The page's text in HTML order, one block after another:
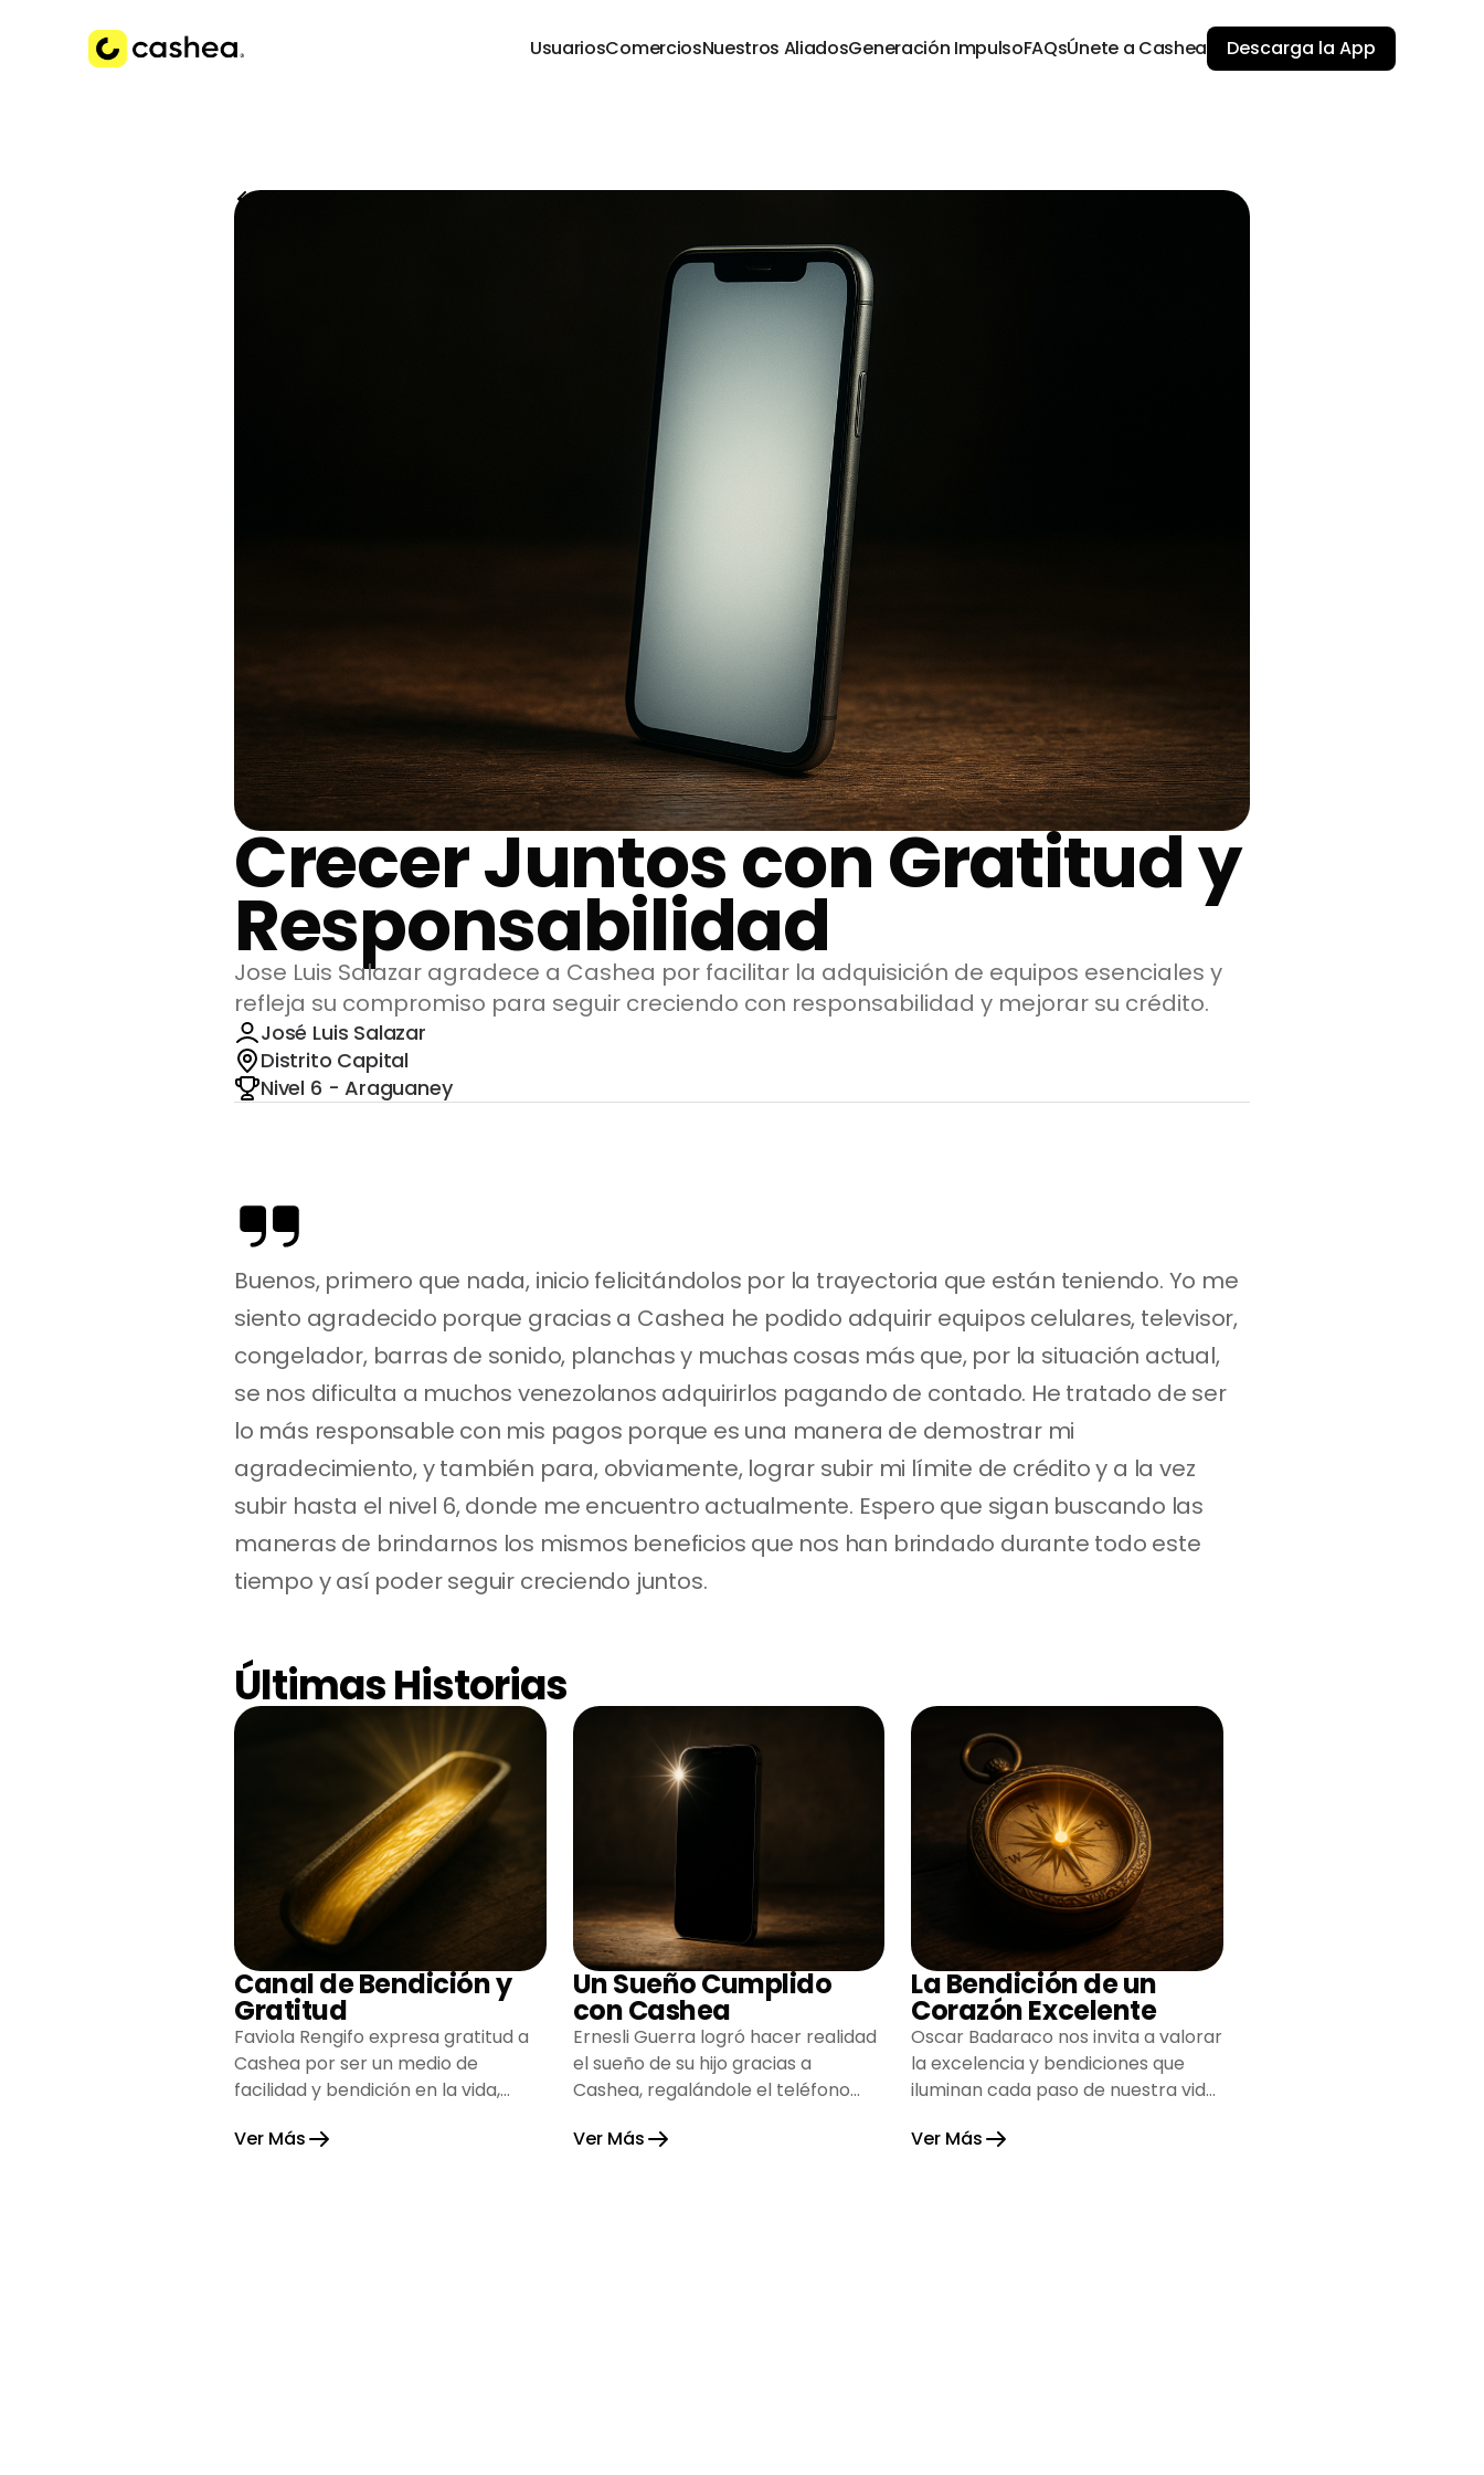
UsuariosComerciosNuestros AliadosGeneración ImpulsoFAQsÚnete a Cashea Descarga la App
Volver a Historias
Crecer Juntos con Gratitud y
Responsabilidad
Jose Luis Salazar agradece a Cashea por facilitar la adquisición de equipos esenciales y
refleja su compromiso para seguir creciendo con responsabilidad y mejorar su crédito.
José Luis Salazar
Distrito Capital
Nivel 6 - Araguaney
Buenos, primero que nada, inicio felicitándolos por la trayectoria que están teniendo. Yo me
siento agradecido porque gracias a Cashea he podido adquirir equipos celulares, televisor,
congelador, barras de sonido, planchas y muchas cosas más que, por la situación actual,
se nos dificulta a muchos venezolanos adquirirlos pagando de contado. He tratado de ser
lo más responsable con mis pagos porque es una manera de demostrar mi
agradecimiento, y también para, obviamente, lograr subir mi límite de crédito y a la vez
subir hasta el nivel 6, donde me encuentro actualmente. Espero que sigan buscando las
maneras de brindarnos los mismos beneficios que nos han brindado durante todo este
tiempo y así poder seguir creciendo juntos.
Últimas Historias
Canal de Bendición y
Gratitud
Faviola Rengifo expresa gratitud a
Cashea por ser un medio de
facilidad y bendición en la vida,
esperanza.
Ver Más
Un Sueño Cumplido
con Cashea
Ernesli Guerra logró hacer realidad
el sueño de su hijo gracias a
Cashea, regalándole el teléfono
alegría su hogar.
Ver Más
La Bendición de un
Corazón Excelente
Oscar Badaraco nos invita a valorar
la excelencia y bendiciones que
iluminan cada paso de nuestra vida,
gratitud y fortaleza.
Ver Más